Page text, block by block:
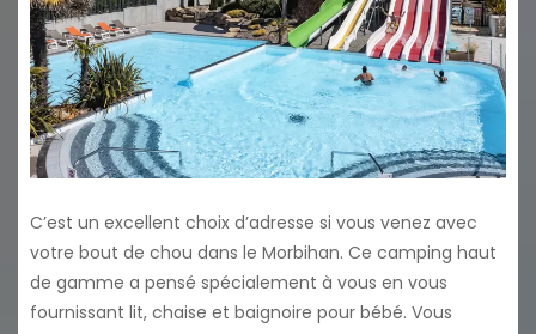
C’est un excellent choix d’adresse si vous venez avec
votre bout de chou dans le Morbihan. Ce camping haut
de gamme a pensé spécialement à vous en vous
fournissant lit, chaise et baignoire pour bébé. Vous